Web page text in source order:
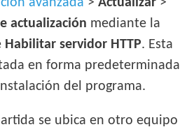
avanzada >Actualizar >
actualización mediante la
Habilitar servidor HTTP. Esta
en forma predeterminada
del programa.
se ubica en otro equipo